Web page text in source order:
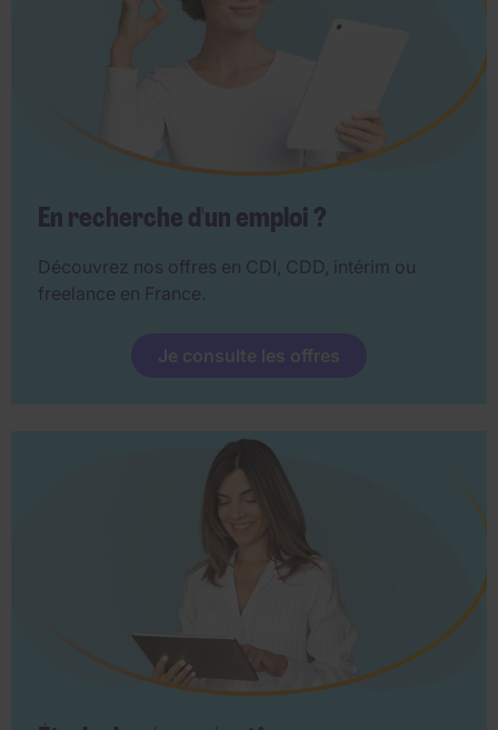
En recherche d'un emploi ?
Découvrez nos offres en CDI, CDD, intérim ou
freelance en France.
Je consulte les offres